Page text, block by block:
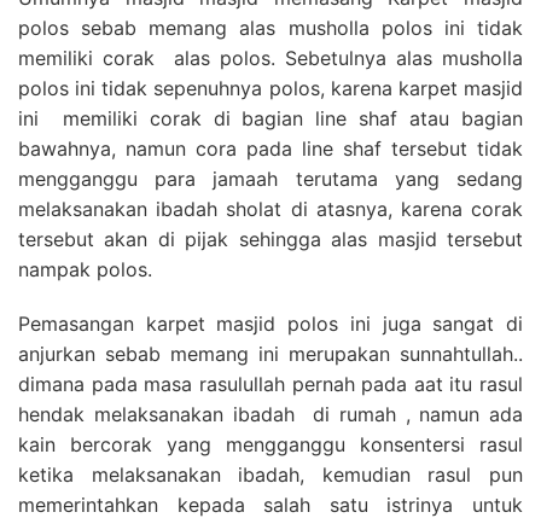
polos sebab memang alas musholla polos ini tidak
memiliki corak alas polos. Sebetulnya alas musholla
polos ini tidak sepenuhnya polos, karena karpet masjid
ini memiliki corak di bagian line shaf atau bagian
bawahnya, namun cora pada line shaf tersebut tidak
mengganggu para jamaah terutama yang sedang
melaksanakan ibadah sholat di atasnya, karena corak
tersebut akan di pijak sehingga alas masjid tersebut
nampak polos.
Pemasangan karpet masjid polos ini juga sangat di
anjurkan sebab memang ini merupakan sunnahtullah..
dimana pada masa rasulullah pernah pada aat itu rasul
hendak melaksanakan ibadah di rumah , namun ada
kain bercorak yang mengganggu konsentersi rasul
ketika melaksanakan ibadah, kemudian rasul pun
memerintahkan kepada salah satu istrinya untuk